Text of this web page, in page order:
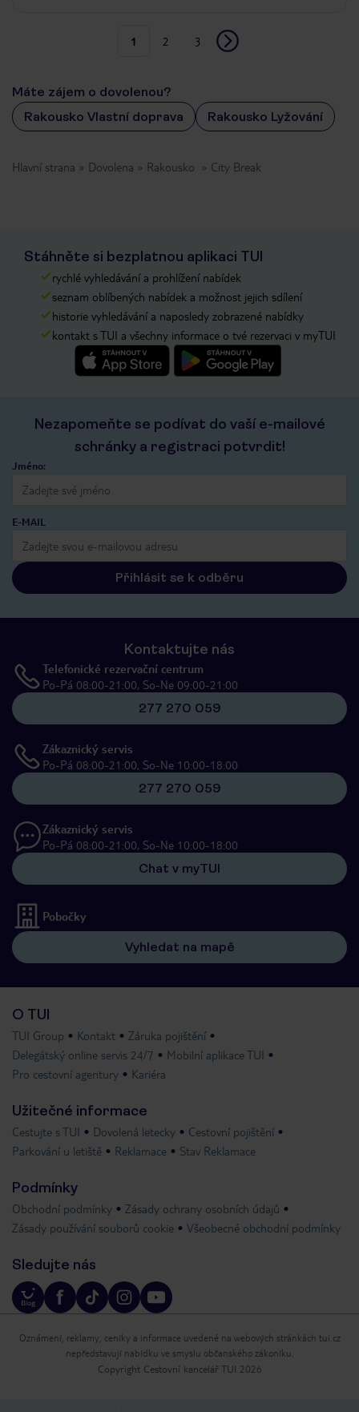
1 2 3
Máte zájem o dovolenou?
Rakousko Vlastní doprava
Rakousko Lyžování
Hlavní strana Dovolena Rakousko City Break
Stáhněte si bezplatnou aplikaci TUI
rychlé vyhledávání a prohlížení nabídek
seznam oblíbených nabídek a možnost jejich sdílení
historie vyhledávání a naposledy zobrazené nabídky
kontakt s TUI a všechny informace o tvé rezervaci v myTUI
Nezapomeňte se podívat do vaší e-mailové
schránky a registraci potvrdit!
Jméno:
E-MAIL
Přihlásit se k odběru
Kontaktujte nás
Telefonické rezervační centrum
Po-Pá 08:00-21:00, So-Ne 09:00-21:00
277 270 059
Zákaznický servis
Po-Pá 08:00-21:00, So-Ne 10:00-18:00
277 270 059
Zákaznický servis
Po-Pá 08:00-21:00, So-Ne 10:00-18:00
Chat v myTUI
Pobočky
Vyhledat na mapě
O TUI
TUI Group Kontakt
Záruka pojištění
Delegátský online servis 24/7
Mobilní aplikace TUI
Pro cestovní agentury
Kariéra
Užitečné informace
Cestujte s TUI Dovolená letecky
Cestovní pojištění
Parkování u letiště
Reklamace Stav Reklamace
Podmínky
Obchodní podmínky
Zásady ochrany osobních údajů
Zásady používání souborů cookie
Všeobecné obchodní podmínky
Sledujte nás
Oznámení, reklamy, ceníky a informace uvedené na webových stránkách tui.cz
nepředstavují nabídku ve smyslu občanského zákoníku.
Copyright Cestovní kancelář TUI 2026